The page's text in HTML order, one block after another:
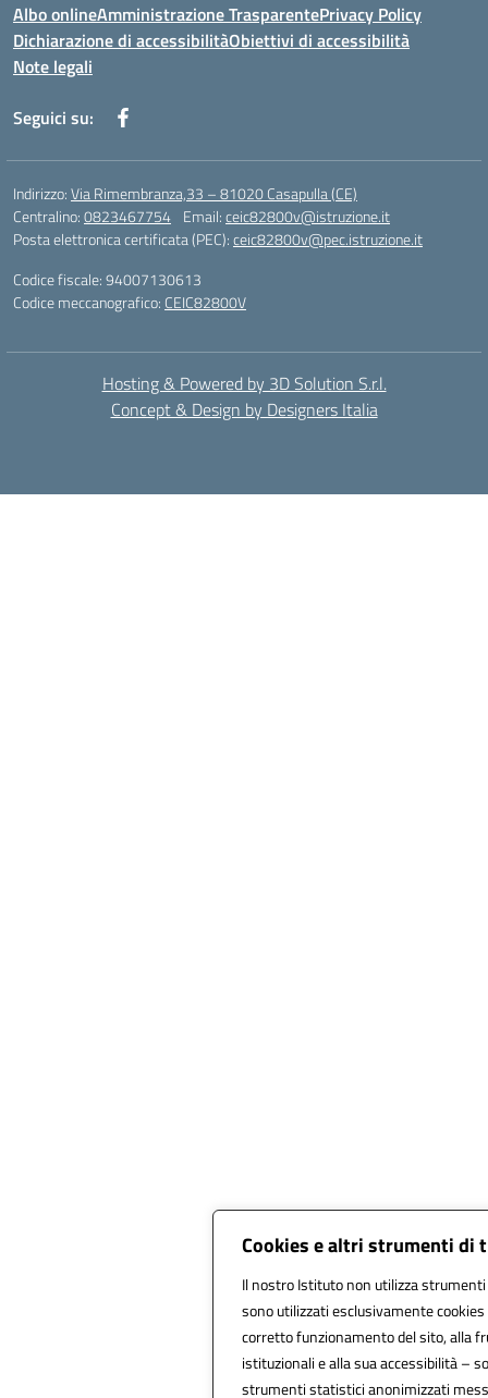
Cookies e altri strumenti di
Il nostro Istituto non utilizza
sono utilizzati esclusivamente
corretto funzionamento del sito, alla
istituzionali e alla sua accessibilità –
strumenti statistici anonimizzati
Albo onlineAmministrazione TrasparentePrivacy Policy
Dichiarazione di accessibilitàObiettivi di accessibilità
Note legali
Seguici su:
Indirizzo:Via Rimembranza,33 – 81020 Casapulla (CE)
Centralino:0823467754 Email:ceic82800v@istruzione.it
Posta elettronica certificata (PEC):ceic82800v@pec.istruzione.it
Codice fiscale: 94007130613
Codice meccanografico: CEIC82800V
Hosting & Powered by 3D Solution S.r.l.
Concept & Design by Designers Italia